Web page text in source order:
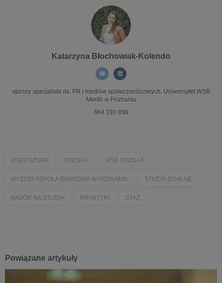
Katarzyna Błochowiak-Kolendo
starszy specjalista ds. PR i mediów społecznościowych, Uniwersytet WSB
Merito w Poznaniu
664 193 856
WSBPOZNAN POZNAN WSB POZNAŃ
WYŻSZA SZKOŁA BANKOWA W POZNANIU STUDIA DUALNE
NABÓR NA STUDIA PRAKTYKI STAŻ
Powiązane artykuły